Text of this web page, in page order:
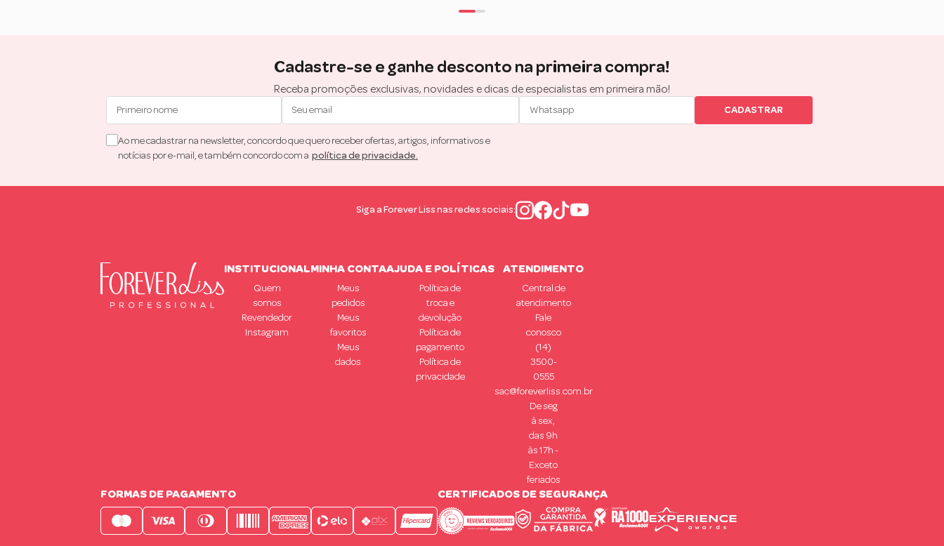
Cadastre-se e ganhe desconto na primeira compra!
Receba promoções exclusivas, novidades e dicas de especialistas em primeira mão!
CADASTRAR
Ao me cadastrar na newsletter, concordo que quero receber ofertas, artigos, informativos e
notícias por e-mail, e também concordo com a política de privacidade.
Siga a Forever Liss nas redes sociais:
INSTITUCIONAL
Quem
somos
Revendedor
Instagram
MINHA CONTA
Meus
pedidos
Meus
favoritos
Meus
dados
AJUDA E POLÍTICAS
Política de
troca e
devolução
Política de
pagamento
Política de
privacidade
ATENDIMENTO
Central de
atendimento
Fale
conosco
(14)
3500-
0555
sac@foreverliss.com.br
De seg
à sex,
das 9h
às 17h -
Exceto
feriados
FORMAS DE PAGAMENTO CERTIFICADOS DE SEGURANÇA